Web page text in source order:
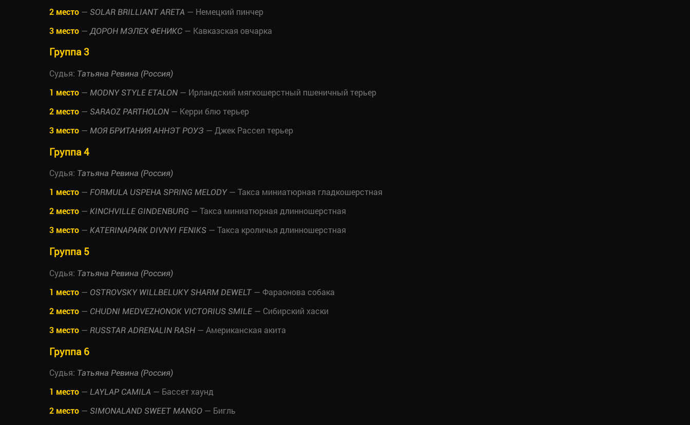
2 место — SOLAR BRILLIANT ARETA — Немецкий пинчер
3 место — ДОРОН МЭЛЕХ ФЕНИКС — Кавказская овчарка
Группа 3
Судья: Татьяна Ревина (Россия)
1 место — MODNY STYLE ETALON — Ирландский мягкошерстный пшеничный терьер
2 место — SARAOZ PARTHOLON — Керри блю терьер
3 место — МОЯ БРИТАНИЯ АННЭТ РОУЗ — Джек Рассел терьер
Группа 4
Судья: Татьяна Ревина (Россия)
1 место — FORMULA USPEHA SPRING MELODY— Такса миниатюрная гладкошерстная
2 место — KINCHVILLE GINDENBURG — Такса миниатюрная длинношерстная
3 место — KATERINAPARK DIVNYI FENIKS — Такса кроличья длинношерстная
Группа 5
Судья: Татьяна Ревина (Россия)
1 место — OSTROVSKY WILLBELUKY SHARM DEWELT— Фараонова собака
2 место — CHUDNI MEDVEZHONOK VICTORIUS SMILE — Сибирский хаски
3 место — RUSSTAR ADRENALIN RASH — Американская акита
Группа 6
Судья: Татьяна Ревина (Россия)
1 место — LAYLAP CAMILA — Бассет хаунд
2 место — SIMONALAND SWEET MANGO — Бигль